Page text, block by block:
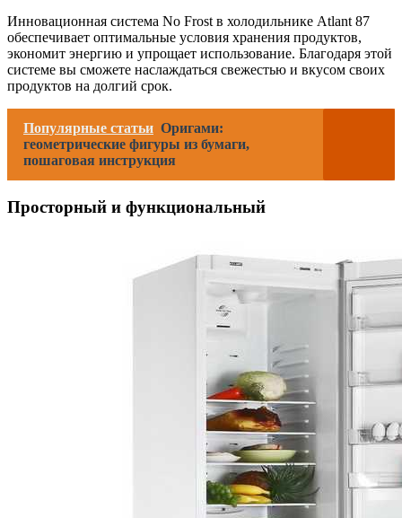
Инновационная система No Frost в холодильнике Atlant 87
обеспечивает оптимальные условия хранения продуктов,
экономит энергию и упрощает использование. Благодаря этой
системе вы сможете наслаждаться свежестью и вкусом своих
продуктов на долгий срок.
Популярные статьи Оригами:
геометрические фигуры из бумаги,
пошаговая инструкция
Просторный и функциональный